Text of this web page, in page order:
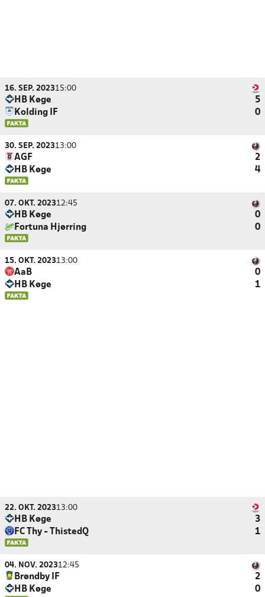
16. SEP. 202315:00
HB Køge
5
Kolding IF
0
30. SEP. 202313:00
AGF
2
HB Køge
4
07. OKT. 202312:45
HB Køge
0
Fortuna Hjørring
0
15. OKT. 202313:00
AaB
0
HB Køge
1
22. OKT. 202313:00
HB Køge
3
FC Thy - ThistedQ
1
04. NOV. 202312:45
Brøndby IF
2
HB Køge
0